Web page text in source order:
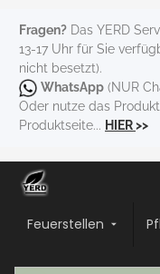
Fragen? Das YERD
13-17 Uhr für Sie
nicht besetzt).
WhatsApp (NUR
Oder nutze das
Produktseite... HIER>>
Feuerstellen